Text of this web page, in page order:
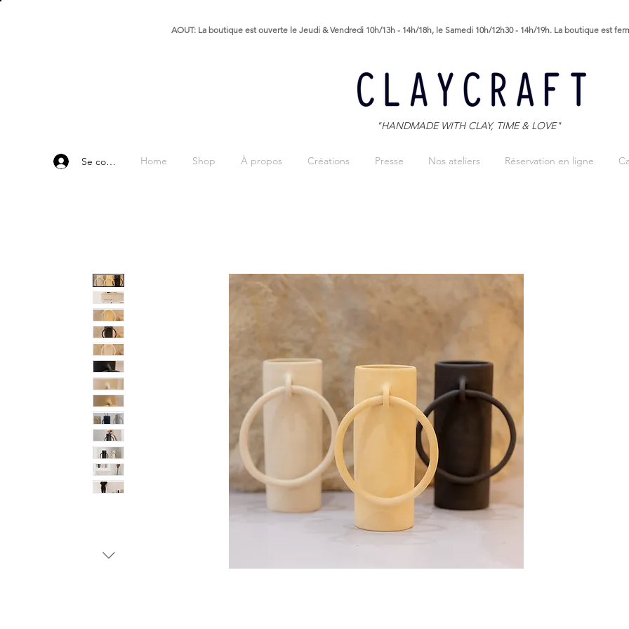
AOUT: La boutique est ouverte le Jeudi & Vendredi 10h/13h - 14h/18h, le Samedi 10h/12h30 - 14h/19h. La boutique est
"HANDMADE WITH CLAY, TIME & LOVE"
Se connecter Home Shop À propos Créations Presse Nos ateliers Réservation en ligne